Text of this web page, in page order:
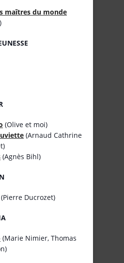
maîtres du monde
(Olive et moi)
(Arnaud Cathrine
(Agnès Bihl)
(Pierre Ducrozet)
(Marie Nimier, Thomas